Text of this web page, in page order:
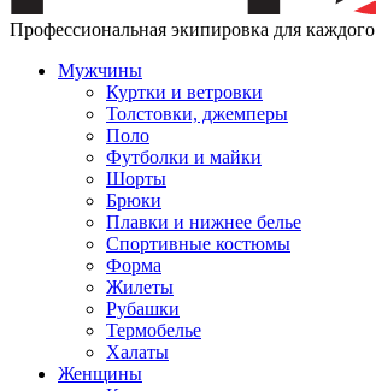
Профессиональная экипировка для каждого
Мужчины
Куртки и ветровки
Толстовки, джемперы
Поло
Футболки и майки
Шорты
Брюки
Плавки и нижнее белье
Спортивные костюмы
Форма
Жилеты
Рубашки
Термобелье
Халаты
Женщины